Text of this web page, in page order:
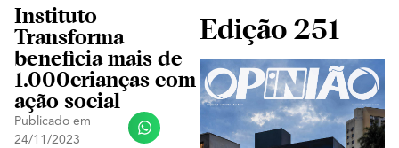
Instituto
Transforma
beneficia mais de
1.000crianças com
ação social
Publicado em
24/11/2023
Edição 251